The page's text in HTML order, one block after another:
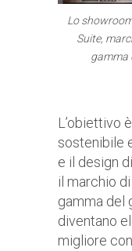
Lo
Suite,
gamma
L’obiettivo
sostenibile
e il design di
il marchio
gamma del
diventano
migliore